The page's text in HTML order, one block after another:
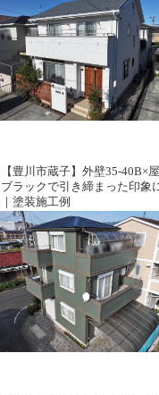
【豊川市蔵子】外壁35-40B×
ブラックで引き締まった印象
｜塗装施工例